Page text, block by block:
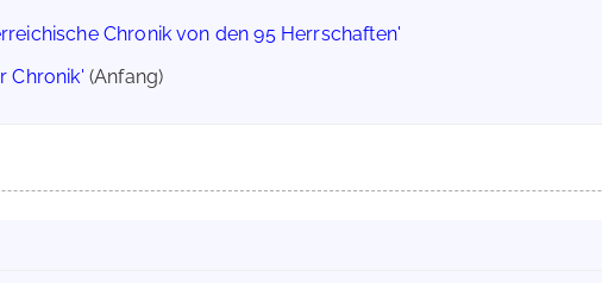
Chronik von den 95 Herrschaften'
Chronik' (Anfang)